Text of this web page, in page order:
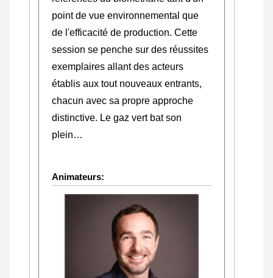
point de vue environnemental que
de l'efficacité de production. Cette
session se penche sur des réussites
exemplaires allant des acteurs
établis aux tout nouveaux entrants,
chacun avec sa propre approche
distinctive. Le gaz vert bat son
plein…
Animateurs: